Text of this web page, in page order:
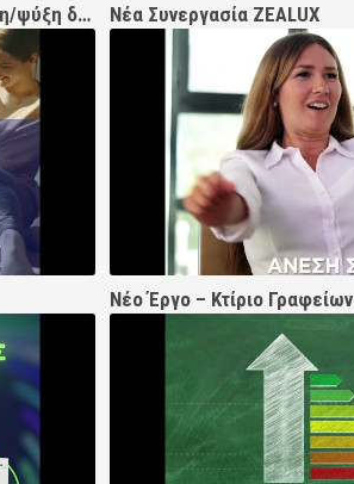
Αντλίες Θερμότητας Zealux για θέρμανση/ψύξη διαμερισμάτων πολυκατοικιών​ Νέα Συνεργασία ZEALUX
Νέο Έργο – Κτίριο Γραφείων